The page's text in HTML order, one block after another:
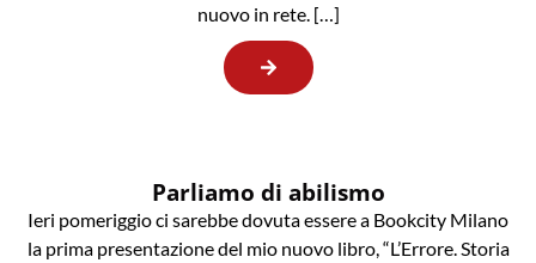
nuovo in rete. […]
Parliamo di abilismo
Ieri pomeriggio ci sarebbe dovuta essere a Bookcity Milano
la prima presentazione del mio nuovo libro, “L’Errore. Storia